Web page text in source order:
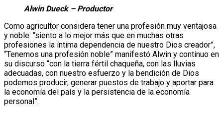
Alwin Dueck – Productor
Como agricultor considera tener una profesión muy ventajosa
y noble: “siento a lo mejor más que en muchas otras
profesiones la íntima dependencia de nuestro Dios creador”,
“Tenemos una profesión noble” manifestó Alwin y continuo en
su discurso “con la tierra fértil chaqueña, con las lluvias
adecuadas, con nuestro esfuerzo y la bendición de Dios
podemos producir, generar puestos de trabajo y aportar para
la economía del país y la persistencia de la economía
personal”.